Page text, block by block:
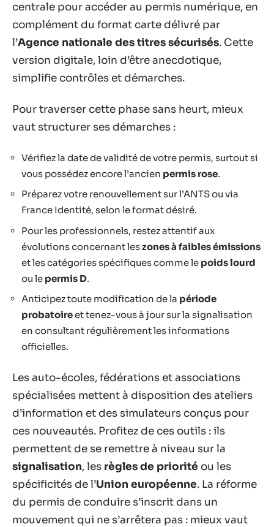
centrale pour accéder au permis numérique, en
complément du format carte délivré par
l’Agence nationale des titres sécurisés. Cette
version digitale, loin d’être anecdotique,
simplifie contrôles et démarches.
Pour traverser cette phase sans heurt, mieux
vaut structurer ses démarches :
Vérifiez la date de validité de votre permis, surtout si
vous possédez encore l’ancien permis rose.
Préparez votre renouvellement sur l’ANTS ou via
France Identité, selon le format désiré.
Pour les professionnels, restez attentif aux
évolutions concernant leszones à faibles émissions
et les catégories spécifiques comme le poids lourd
ou le permis D.
Anticipez toute modification de la période
probatoireet tenez-vous à jour sur la signalisation
en consultant régulièrement les informations
officielles.
Les auto-écoles, fédérations et associations
spécialisées mettent à disposition des ateliers
d’information et des simulateurs conçus pour
ces nouveautés. Profitez de ces outils : ils
permettent de se remettre à niveau sur la
signalisation, les règles de priorité ou les
spécificités de l’Union européenne. La réforme
du permis de conduire s’inscrit dans un
mouvement qui ne s’arrêtera pas : mieux vaut